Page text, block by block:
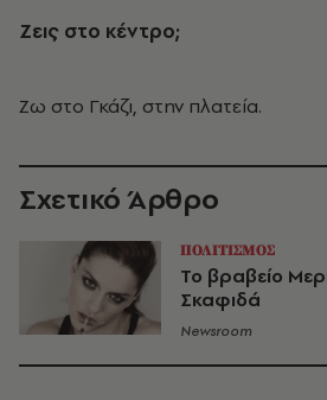
Ζεις στο κέντρο;
Ζω στο Γκάζι, στην πλατεία.
Σχετικό Άρθρο
ΠΟΛΙΤΙΣΜΟΣ
Το βραβείο
Σκαφιδά
Newsroom